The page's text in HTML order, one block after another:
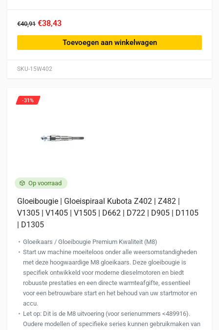
SKU-15W402
€40,91 €38,43
Toevoegen aan winkelwagen
Op voorraad
-31%
Gloeibougie | Gloeispiraal Kubota Z402 | Z482 |
V1305 | V1405 | V1505 | D662 | D722 | D905 | D1105
| D1305
Gloeikaars / Gloeibougie Premium Kwaliteit (M8)
Start uw machine moeiteloos onder alle weersomstandigheden
met deze hoogwaardige M8 gloeikaars. Deze gloeibougie is
specifiek ontwikkeld voor moderne dieselmotoren en biedt
robuuste prestaties en een directe warmteafgifte, essentieel
voor een betrouwbare start en het behoud van uw startmotor en
accu.
Let op: Dit is de M8 uitvoering (voor serienummers <489916).
Oudere modellen of specifieke series kunnen gebruikmaken van